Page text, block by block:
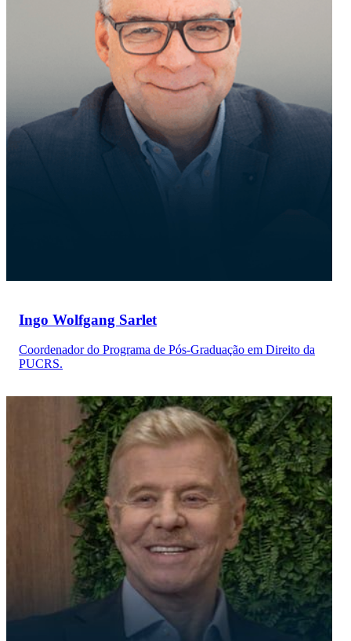
Ingo Wolfgang Sarlet
Coordenador do Programa de Pós-Graduação em Direito da
PUCRS.